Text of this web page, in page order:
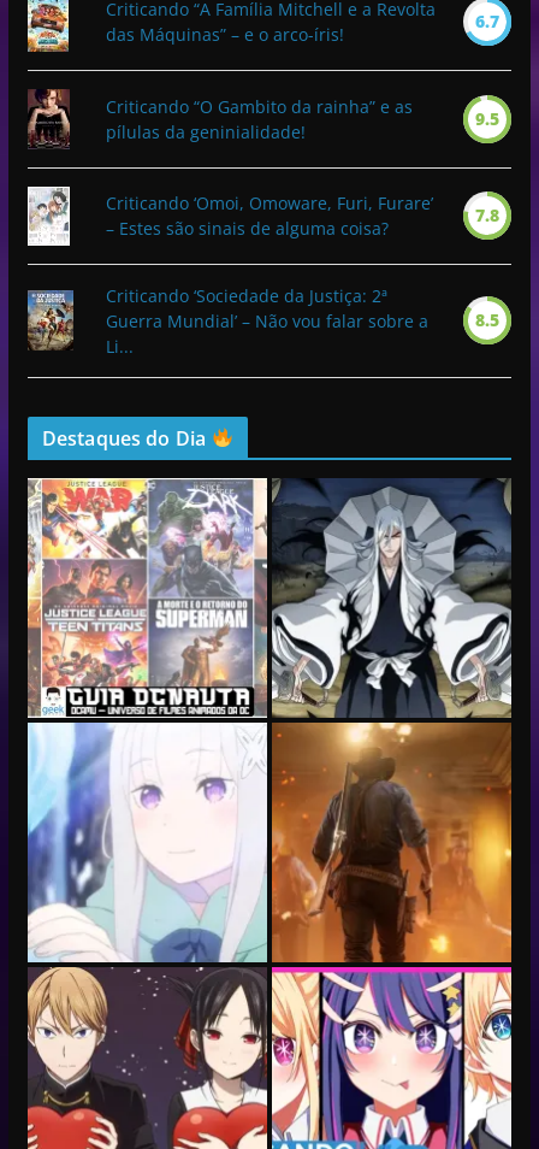
Criticando “A Família Mitchell e a Revolta
das Máquinas” – e o arco-íris!
6.7
Criticando “O Gambito da rainha” e as
pílulas da geninialidade!
9.5
Criticando ‘Omoi, Omoware, Furi, Furare’
– Estes são sinais de alguma coisa?
7.8
Criticando ‘Sociedade da Justiça: 2ª
Guerra Mundial’ – Não vou falar sobre a
Li...
8.5
Destaques do Dia